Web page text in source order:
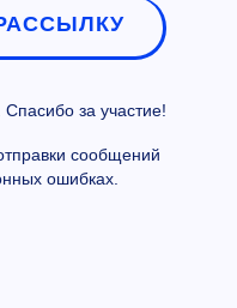
за участие!
сообщений
ошибках.